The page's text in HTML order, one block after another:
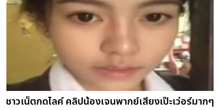
ชาวเน็ตกดไลค์ คลิปน้องเจนพากย์เสียงเป๊ะเว่อร์มากๆ